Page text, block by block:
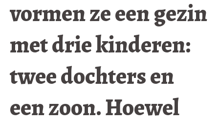
vormen ze een gezin
met drie kinderen:
twee dochters en
een zoon. Hoewel